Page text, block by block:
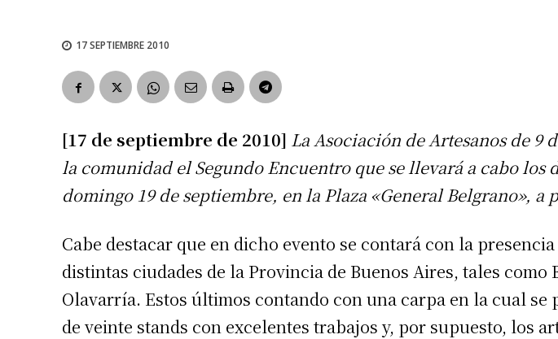
17 SEPTIEMBRE 2010
[17 de septiembre de 2010] La Asociación de Artesanos de 9
la comunidad el Segundo Encuentro que se llevará a cabo los
domingo 19 de septiembre, en la Plaza «General Belgrano», a
Cabe destacar que en dicho evento se contará con la
distintas ciudades de la Provincia de Buenos Aires, tales como
Olavarría. Estos últimos contando con una carpa en la cual se
de veinte stands con excelentes trabajos y, por supuesto, los